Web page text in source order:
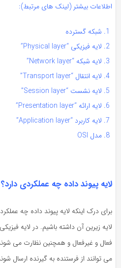
بیشتر (لینک های مرتبط):
شبکه گسترده
لایه فیزیکی “Physical layer”
لایه شبکه “Network layer”
لایه انتقال “Transport layer”
لایه نشست “Session layer”
لایه ارائه “Presentation layer”
لایه کاربرد “Application layer”
مدل OSI
پیوند داده چه عملکردی دارد؟
درک اینکه لایه پیوند داده چه عملکردی
زیرین آن داشته باشیم. در لایه فیزیکی،
و غیرفعال و همچنین نظارت می شوند.
توانند از فرستنده به گیرنده ارسال شوند.